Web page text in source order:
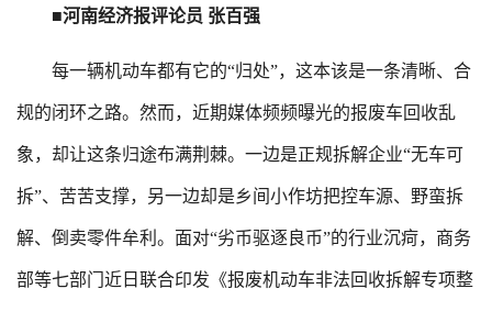
■河南经济报评论员 张百强
每一辆机动车都有它的“归处”，这本该是一条清晰、合
规的闭环之路。然而，近期媒体频频曝光的报废车回收乱
象，却让这条归途布满荆棘。一边是正规拆解企业“无车可
拆”、苦苦支撑，另一边却是乡间小作坊把控车源、野蛮拆
解、倒卖零件牟利。面对“劣币驱逐良币”的行业沉疴，商务
部等七部门近日联合印发《报废机动车非法回收拆解专项整